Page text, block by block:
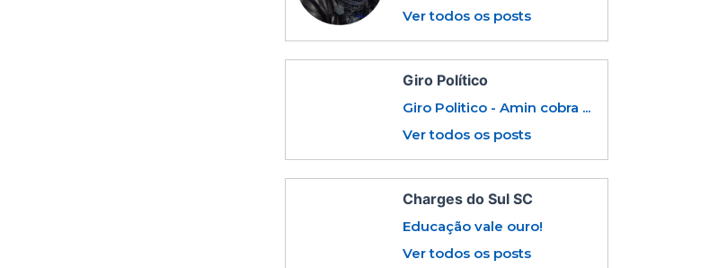
Ver todos os posts
Giro Político
Giro Politico - Amin cobra ...
Ver todos os posts
Charges do Sul SC
Educação vale ouro!
Ver todos os posts